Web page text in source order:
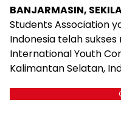
BANJARMASIN,
Students Association
Indonesia telah
International Youth
Kalimantan Selatan,